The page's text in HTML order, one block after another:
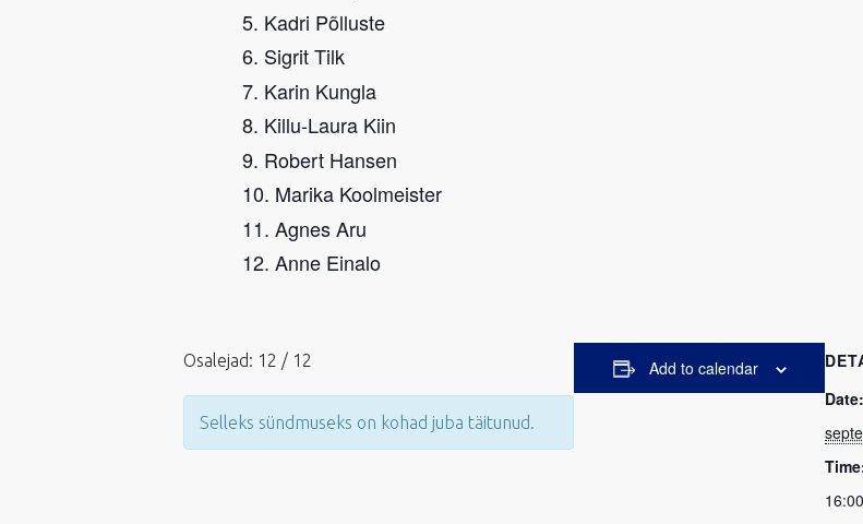
Kadri Põlluste
Sigrit Tilk
Karin Kungla
Killu-Laura Kiin
Robert Hansen
Marika Koolmeister
Agnes Aru
Anne Einalo
Osalejad: 12 / 12
Selleks sündmuseks on kohad juba täitunud.
Add to calendar
Date: